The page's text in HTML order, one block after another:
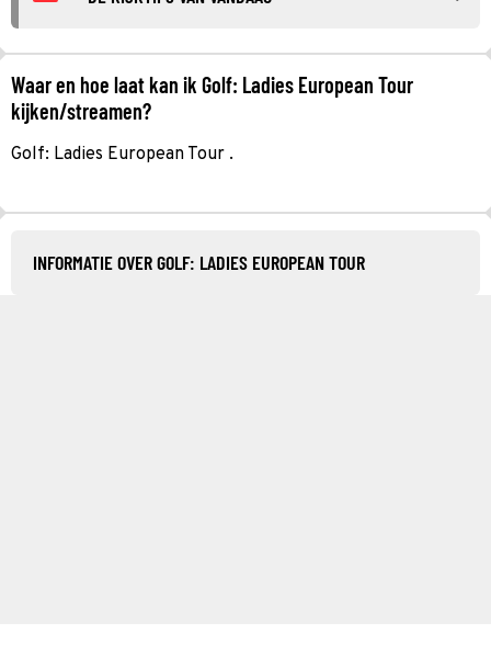
Waar en hoe laat kan ik Golf: Ladies European Tour
kijken/streamen?
Golf: Ladies European Tour .
INFORMATIE OVER GOLF: LADIES EUROPEAN TOUR